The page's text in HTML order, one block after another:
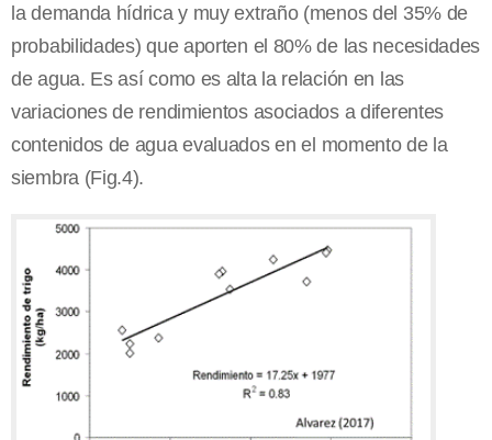
la demanda hídrica y muy extraño (menos del 35% de
probabilidades) que aporten el 80% de las necesidades
de agua. Es así como es alta la relación en las
variaciones de rendimientos asociados a diferentes
contenidos de agua evaluados en el momento de la
siembra (Fig.4).